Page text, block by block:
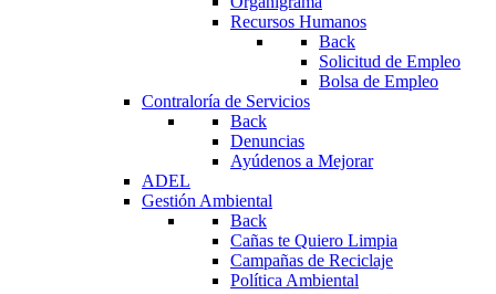
Recursos Humanos
Back
Solicitud de Empleo
Bolsa de Empleo
Contraloría de Servicios
Back
Denuncias
Ayúdenos a Mejorar
ADEL
Gestión Ambiental
Back
Cañas te Quiero Limpia
Campañas de Reciclaje
Política Ambiental